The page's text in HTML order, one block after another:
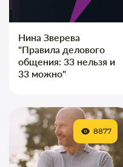
Нина Зверева
"Правила делового
общения: 33 нельзя и
33 можно"
8877